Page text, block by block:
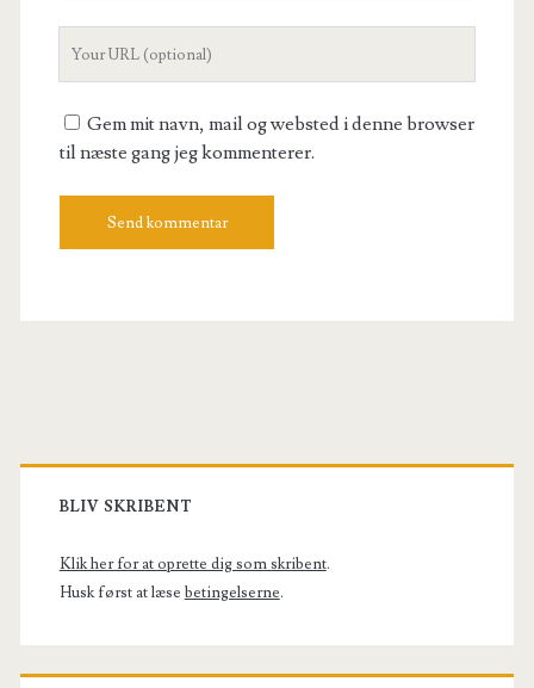
Gem mit navn, mail og websted i denne browser
til næste gang jeg kommenterer.
Primary
Sidebar
BLIV SKRIBENT
Klik her for at oprette dig som skribent.
Husk først at læse betingelserne.